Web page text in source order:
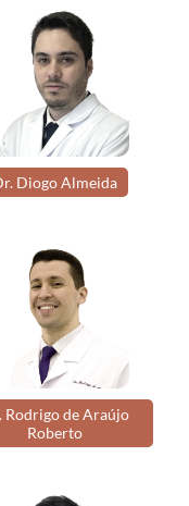
Diogo Almeida
Rodrigo de Araújo
Roberto